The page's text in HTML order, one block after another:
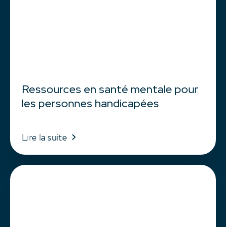
Ressources en santé mentale pour
les personnes handicapées
Lire la suite